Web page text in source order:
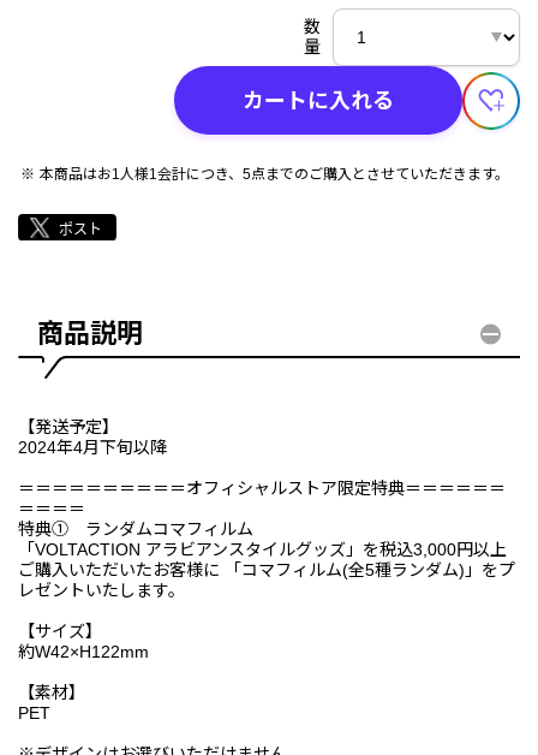
数
量
カートに入れる
本商品はお1人様1会計につき、5点までのご購入とさせていただきます。
商品説明
【発送予定】
2024年4月下旬以降
＝＝＝＝＝＝＝＝＝＝オフィシャルストア限定特典＝＝＝＝＝＝
＝＝＝＝
特典① ランダムコマフィルム
「VOLTACTION アラビアンスタイルグッズ」を税込3,000円以上
ご購入いただいたお客様に 「コマフィルム(全5種ランダム)」をプ
レゼントいたします。
【サイズ】
約W42×H122mm
【素材】
PET